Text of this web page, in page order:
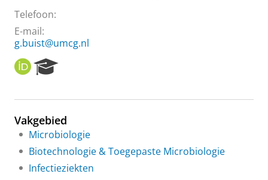
Telefoon:
E-mail:
g.buist@umcg.nl
O
R
I
e
r
c
h
o
Vakgebied
Microbiologie
Biotechnologie & Toegepaste Microbiologie
Infectieziekten